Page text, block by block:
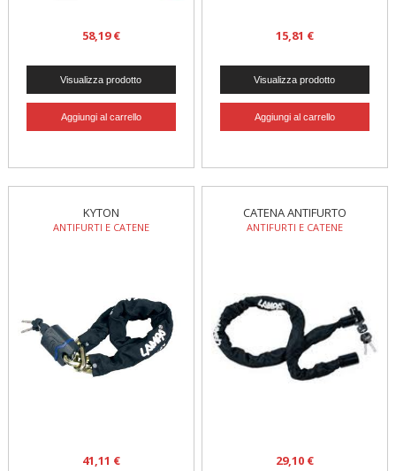
58,19 € 15,81 €
KYTON
ANTIFURTI E CATENE
41,11 €
CATENA ANTIFURTO
ANTIFURTI E CATENE
29,10 €